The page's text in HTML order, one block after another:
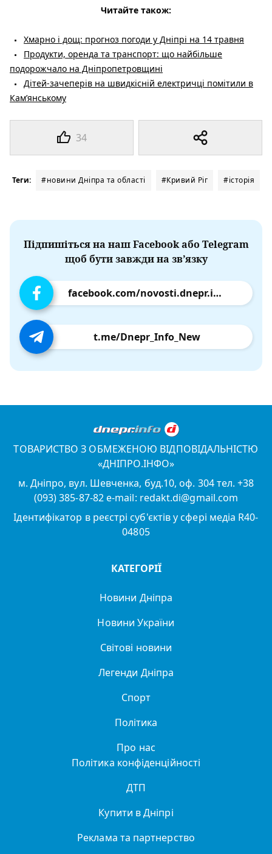
34
Читайте також:
Хмарно і дощ: прогноз погоди у Дніпрі на 14 травня
Продукти, оренда та транспорт: що найбільше
подорожчало на Дніпропетровщині
Дітей-зачеперів на швидкісній електричці помітили в
Кам’янському
Теги: #новини Дніпра та області #Кривий Ріг #історія
Підпишіться на наш Facebook або Telegram
щоб бути завжди на зв’язку
facebook.com/novosti.dnepr.info
t.me/Dnepr_Info_New
ТОВАРИСТВО З ОБМЕЖЕНОЮ ВІДПОВІДАЛЬНІСТЮ
«ДНІПРО.ІНФО»
м. Дніпро, вул. Шевченка, буд.10, оф. 304 тел. +38
(093) 385-87-82 e-mail: redakt.di@gmail.com
Ідентифікатор в реєстрі суб'єктів у сфері медіа R40-
04805
КАТЕГОРІЇ
Новини Дніпра
Новини України
Світові новини
Легенди Дніпра
Спорт
Політика
Про нас
Політика конфіденційності
ДТП
Купити в Дніпрі
Реклама та партнерство